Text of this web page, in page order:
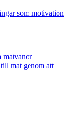
som motivation
matvanor
mat genom att